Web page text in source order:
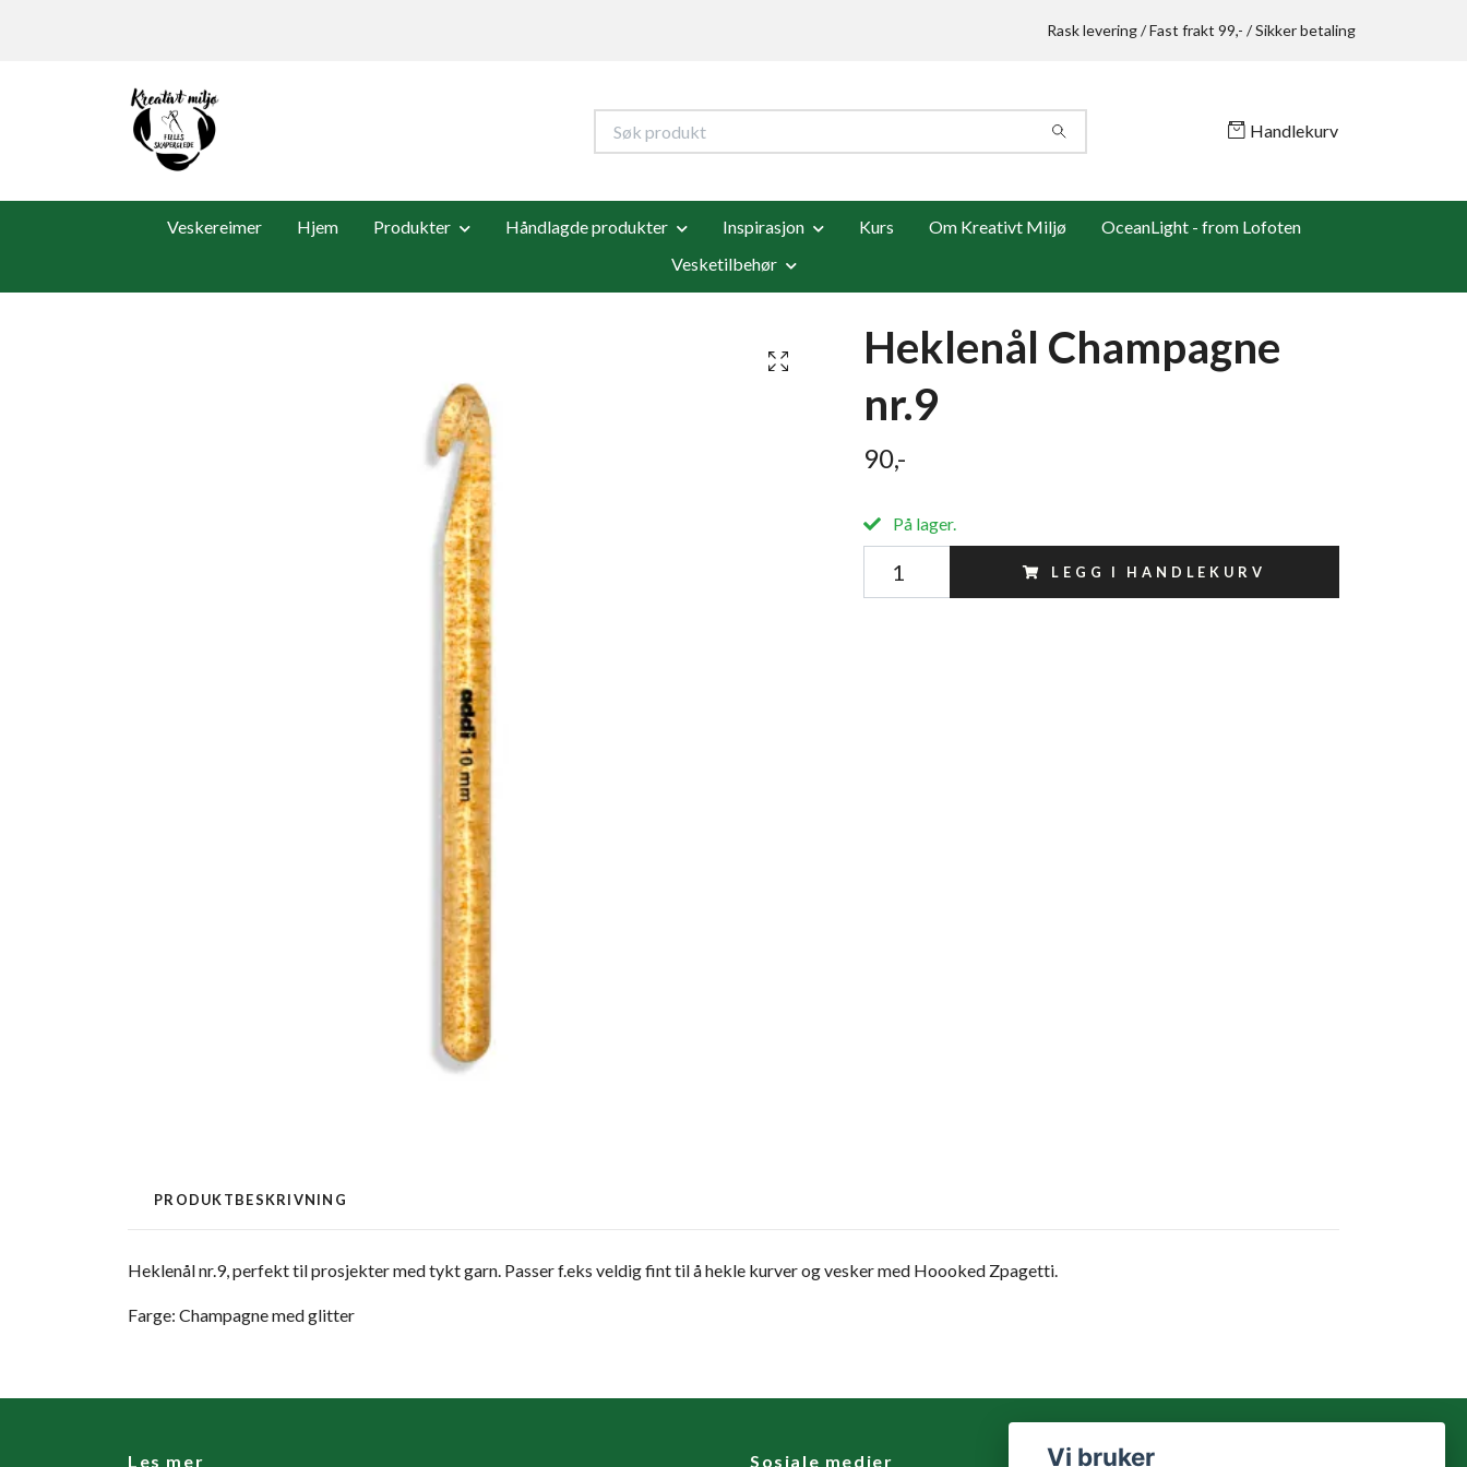
Rask levering / Fast frakt 99,- / Sikker betaling
Handlekurv
Veskereimer Hjem Produkter Håndlagde produkter Inspirasjon Kurs Om Kreativt Miljø
OceanLight - from Lofoten
Vesketilbehør
Heklenål Champagne
nr.9
90,-
På lager.
LEGG I HANDLEKURV
PRODUKTBESKRIVNING
Heklenål nr.9, perfekt til prosjekter med tykt garn. Passer f.eks veldig fint til å hekle kurver og vesker med Hoooked Zpagetti.
Farge: Champagne med glitter
Les mer Sosiale medier Vi bruker